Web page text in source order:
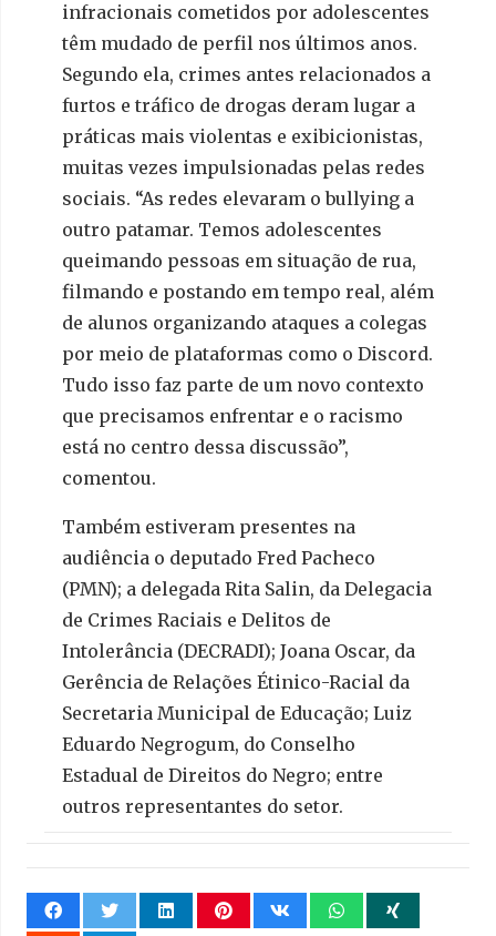
infracionais cometidos por adolescentes
têm mudado de perfil nos últimos anos.
Segundo ela, crimes antes relacionados a
furtos e tráfico de drogas deram lugar a
práticas mais violentas e exibicionistas,
muitas vezes impulsionadas pelas redes
sociais. “As redes elevaram o bullying a
outro patamar. Temos adolescentes
queimando pessoas em situação de rua,
filmando e postando em tempo real, além
de alunos organizando ataques a colegas
por meio de plataformas como o Discord.
Tudo isso faz parte de um novo contexto
que precisamos enfrentar e o racismo
está no centro dessa discussão”,
comentou.
Também estiveram presentes na
audiência o deputado Fred Pacheco
(PMN); a delegada Rita Salin, da Delegacia
de Crimes Raciais e Delitos de
Intolerância (DECRADI); Joana Oscar, da
Gerência de Relações Étinico-Racial da
Secretaria Municipal de Educação; Luiz
Eduardo Negrogum, do Conselho
Estadual de Direitos do Negro; entre
outros representantes do setor.